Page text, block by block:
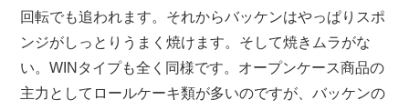
回転でも追われます。それからバッケンはやっぱりスポ
ンジがしっとりうまく焼けます。そして焼きムラがな
い。WINタイプも全く同様です。オープンケース商品の
主力としてロールケーキ類が多いのですが、バッケンの